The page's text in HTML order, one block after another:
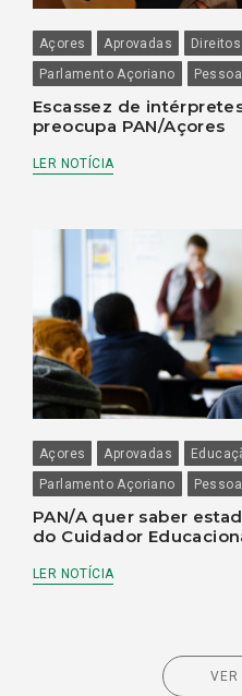
Açores Aprovadas
Parlamento Açoriano
Escassez de
preocupa PAN/Açores
LER NOTÍCIA
Açores Aprovadas
Parlamento Açoriano
PAN/A quer saber
do Cuidador
LER NOTÍCIA
VER